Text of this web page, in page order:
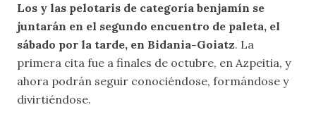
Los y las pelotaris de categoría benjamín se
juntarán en el segundo encuentro de paleta, el
sábado por la tarde, en Bidania-Goiatz. La
primera cita fue a finales de octubre, en Azpeitia, y
ahora podrán seguir conociéndose, formándose y
divirtiéndose.